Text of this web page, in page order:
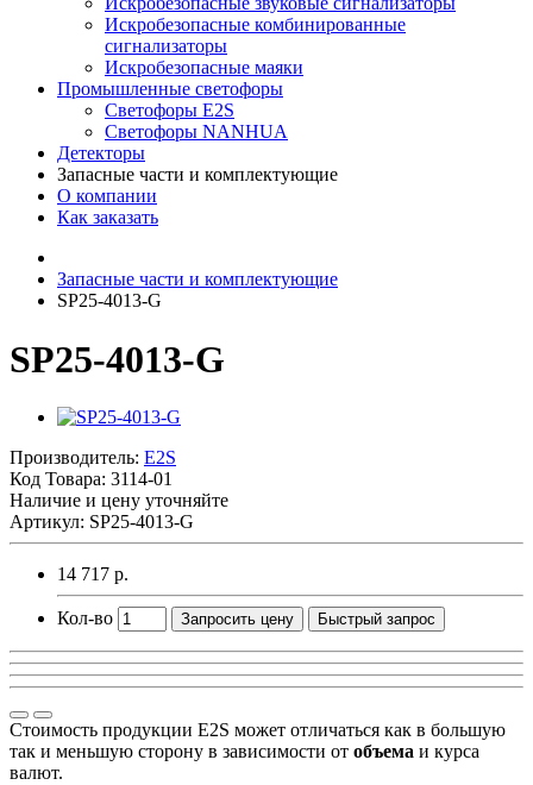
Искробезопасные комбинированные
сигнализаторы
Искробезопасные маяки
Промышленные светофоры
Светофоры E2S
Светофоры NANHUA
Детекторы
Запасные части и комплектующие
О компании
Как заказать
Запасные части и комплектующие
SP25-4013-G
SP25-4013-G
Производитель: E2S
Код Товара: 3114-01
Наличие и цену уточняйте
Артикул: SP25-4013-G
14 717 р.
Кол-во Запросить цену Быстрый запрос
Стоимость продукции E2S может отличаться как в большую
так и меньшую сторону в зависимости от объема и курса
валют.